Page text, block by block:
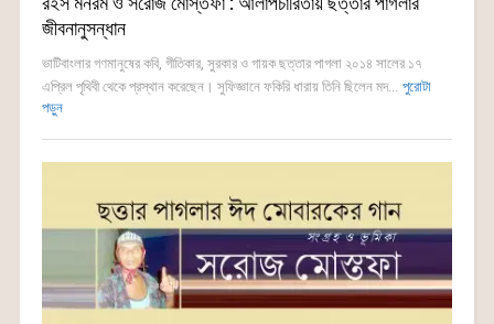
জীবনানুসন্ধান
ভাটিবাংলার গণমানুষের কবি, গীতিকার, সুরকার ও গায়ক ছত্তার পাগলা ২০১৪ সালের ১৭
এপ্রিল পৃথিবী থেকে প্রস্থান করেছেন। সুফিজ্ঞানে ফকিরি ধারায় তিনি ছিলেন মদ... পুরোটা
পড়ুন